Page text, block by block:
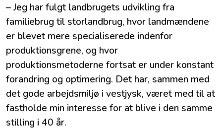
– Jeg har fulgt landbrugets udvikling fra
familiebrug til storlandbrug, hvor landmændene
er blevet mere specialiserede indenfor
produktionsgrene, og hvor
produktionsmetoderne fortsat er under konstant
forandring og optimering. Det har, sammen med
det gode arbejdsmiljø i vestjysk, været med til at
fastholde min interesse for at blive i den samme
stilling i 40 år.